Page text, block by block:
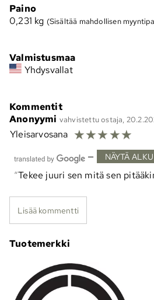
Paino
0,231 kg (Sisältää mahdollisen
Valmistusmaa
Yhdysvallat
Kommentit
Anonyymi vahvistettu ostaja,
Yleisarvosana ☆☆☆☆☆
— NÄYTÄ
Tekee juuri sen mitä sen
Lisää kommentti
Tuotemerkki